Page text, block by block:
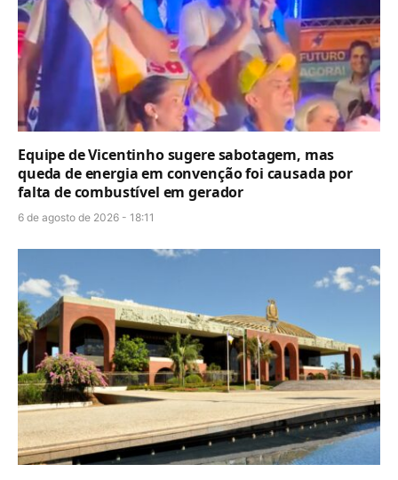
Equipe de Vicentinho sugere sabotagem, mas
queda de energia em convenção foi causada por
falta de combustível em gerador
6 de agosto de 2026 - 18:11